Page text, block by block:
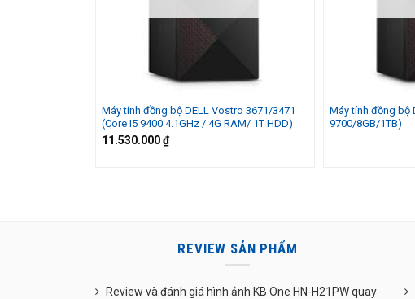
Máy tính đồng bộ DELL Vostro 3671/3471
(Core I5 9400 4.1GHz / 4G RAM/ 1T HDD)
11.530.000₫
Máy tính đồng bộ
9700/8GB/1TB)
REVIEW SẢN PHẨM
Review và đánh giá hình ảnh KB One HN-H21PW quay